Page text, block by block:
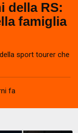
della RS:
famiglia
sport tourer che
fa